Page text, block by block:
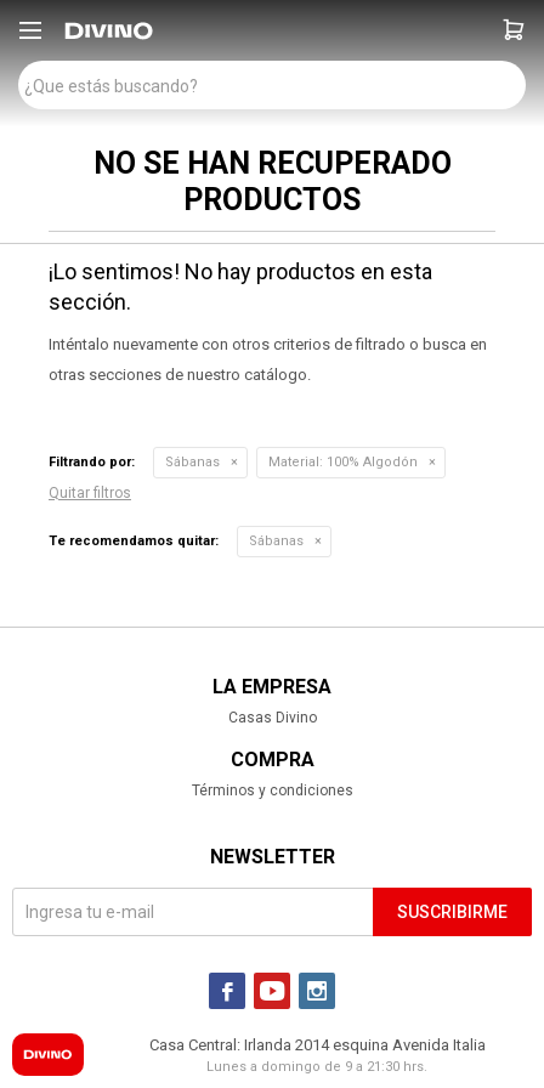

NO SE HAN RECUPERADO
PRODUCTOS
¡Lo sentimos! No hay productos en esta
sección.
Inténtalo nuevamente con otros criterios de filtrado o busca en
otras secciones de nuestro catálogo.
Filtrando por: Sábanas Material: 100% Algodón
Quitar filtros
Te recomendamos quitar: Sábanas
LA EMPRESA
Casas Divino
COMPRA
Términos y condiciones
NEWSLETTER
SUSCRIBIRME
  
Casa Central: Irlanda 2014 esquina Avenida Italia
Lunes a domingo de 9 a 21:30 hrs.